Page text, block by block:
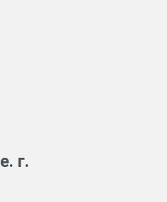
г.